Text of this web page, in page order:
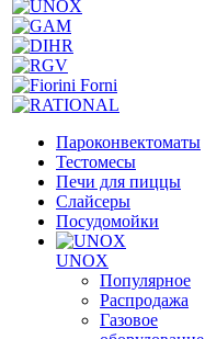
Пароконвектоматы
Тестомесы
Печи для пиццы
Слайсеры
Посудомойки
UNOX
Популярное
Распродажа
Газовое